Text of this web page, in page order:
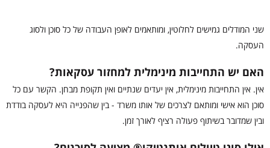
שני המודלים גמישים לחלוטין, ומותאמים לאופן העבודה של כל סוכן ולסוג
העסקה.
האם יש התחייבות מינימלית למחזור עסקאות?
אין. אין התחייבות מינימלית, אין יעדים שנתיים ואין תקופת מבחן. הקשר עם כל
סוכן הוא אישי ומותאם לצרכים של אותו משרד - בין שהפנייה היא לעסקה בודדת
ובין שמדובר בשיתוף פעולה רציף לאורך זמן.